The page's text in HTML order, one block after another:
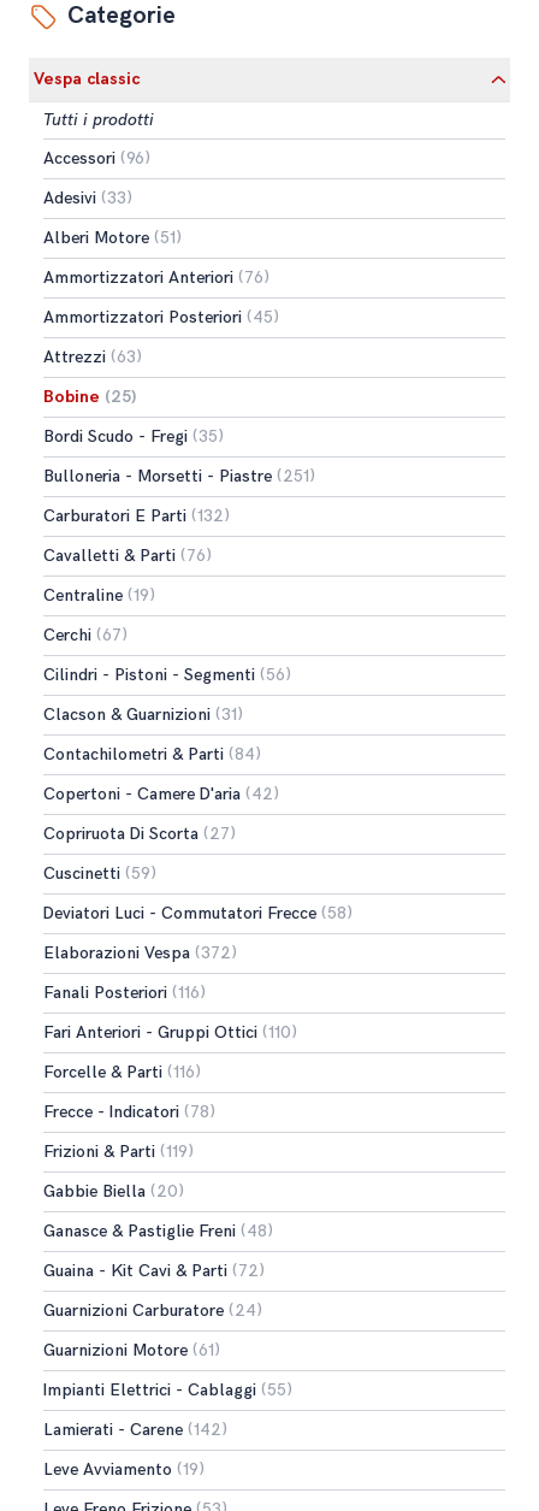
Categorie
Vespa classic
Tutti i prodotti
Accessori (96)
Adesivi (33)
Alberi Motore (51)
Ammortizzatori Anteriori (76)
Ammortizzatori Posteriori (45)
Attrezzi (63)
Bobine (25)
Bordi Scudo - Fregi (35)
Bulloneria - Morsetti - Piastre (251)
Carburatori E Parti (132)
Cavalletti & Parti (76)
Centraline (19)
Cerchi (67)
Cilindri - Pistoni - Segmenti (56)
Clacson & Guarnizioni (31)
Contachilometri & Parti (84)
Copertoni - Camere D'aria (42)
Copriruota Di Scorta (27)
Cuscinetti (59)
Deviatori Luci - Commutatori Frecce (58)
Elaborazioni Vespa (372)
Fanali Posteriori (116)
Fari Anteriori - Gruppi Ottici (110)
Forcelle & Parti (116)
Frecce - Indicatori (78)
Frizioni & Parti (119)
Gabbie Biella (20)
Ganasce & Pastiglie Freni (48)
Guaina - Kit Cavi & Parti (72)
Guarnizioni Carburatore (24)
Guarnizioni Motore (61)
Impianti Elettrici - Cablaggi (55)
Lamierati - Carene (142)
Leve Avviamento (19)